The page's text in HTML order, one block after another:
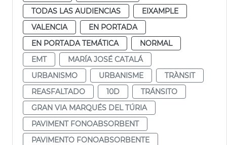
TODAS LAS AUDIENCIAS
EIXAMPLE
VALENCIA
EN PORTADA
EN PORTADA TEMÁTICA
NORMAL
EMT
MARÍA JOSÉ CATALÁ
URBANISMO
URBANISME
TRÀNSIT
REASFALTADO
10D
TRÁNSITO
GRAN VIA MARQUÉS DEL TÚRIA
PAVIMENT FONOABSORBENT
PAVIMENTO FONOABSORBENTE